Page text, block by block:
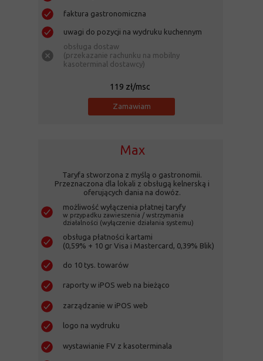
obsługa dostaw
(przekazanie rachunku na mobilny
kasoterminal dostawcy)
uwagi do pozycji na wydruku kuchennym
faktura gastronomiczna
119 zł/msc
Zamawiam
wystawianie FV z kasoterminala
możliwość wyłączenia płatnej taryfy
w przypadku zawieszenia / wstrzymania
działalności (wyłączenie działania systemu)
obsługa płatności kartami
(0,59% + 10 gr Visa i Mastercard, 0,39% Blik)
Max
logo na wydruku
zarządzanie w iPOS web
raporty w iPOS web na bieżąco
do 10 tys. towarów
Taryfa stworzona z myślą o gastronomii.
Przeznaczona dla lokali z obsługą kelnerską i
oferujących dania na dowóz.